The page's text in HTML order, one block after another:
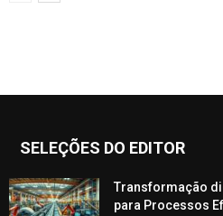
SELEÇÕES DO EDITOR
Transformação
para Processos